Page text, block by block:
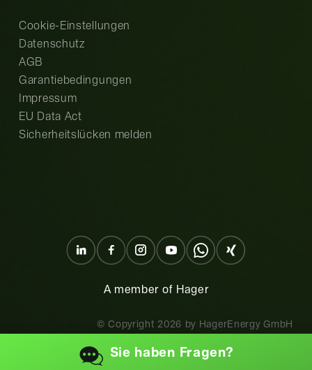
Cookie-Einstellungen
Datenschutz
AGB
Garantiebedingungen
Impressum
EU Data Act
Sicherheitslücken melden
A member of Hager
© Copyright 2026 by HagerEnergy GmbH
Sie haben Fragen?